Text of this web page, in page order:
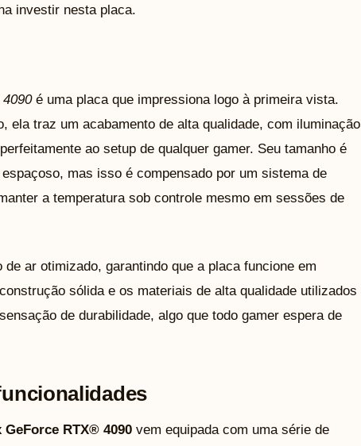
investir nesta placa.
é uma placa que impressiona logo à primeira vista.
ela traz um acabamento de alta qualidade, com iluminação
ao setup de qualquer gamer. Seu tamanho é
mas isso é compensado por um sistema de
a temperatura sob controle mesmo em sessões de
ar otimizado, garantindo que a placa funcione em
sólida e os materiais de alta qualidade utilizados
de durabilidade, algo que todo gamer espera de
RTX® 4090 vem equipada com uma série de